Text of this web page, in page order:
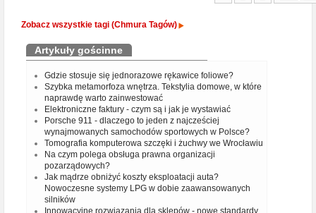
Zobacz wszystkie tagi (Chmura Tagów)
Artykuły gościnne
Gdzie stosuje się jednorazowe rękawice foliowe?
Szybka metamorfoza wnętrza. Tekstylia domowe, w które
naprawdę warto zainwestować
Elektroniczne faktury - czym są i jak je wystawiać
Porsche 911 - dlaczego to jeden z najcześciej
wynajmowanych samochodów sportowych w Polsce?
Tomografia komputerowa szczęki i żuchwy we Wrocławiu
Na czym polega obsługa prawna organizacji
pozarządowych?
Jak mądrze obniżyć koszty eksploatacji auta?
Nowoczesne systemy LPG w dobie zaawansowanych
silników
Innowacyjne rozwiązania dla sklepów - nowe standardy